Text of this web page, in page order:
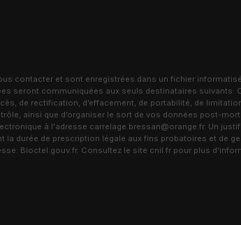
contacter et sont enregistrées dans un fichier
seront communiquées aux seuls destinataires suivants:
de rectification, d’effacement, de portabilité, de
ainsi que d’organiser le sort de vos données post-
à l'adresse carrelage.bressan@orange.fr. Un
durée de prescription légale aux fins probatoires et de
Bloctel.gouv.fr. Consultez le site cnil.fr pour plus